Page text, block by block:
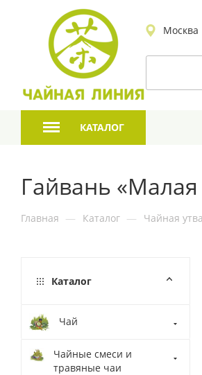
Москва
КАТАЛОГ
Гайвань
Главная — Каталог — Чайная
Каталог
Чай
Чайные смеси и
травяные чаи